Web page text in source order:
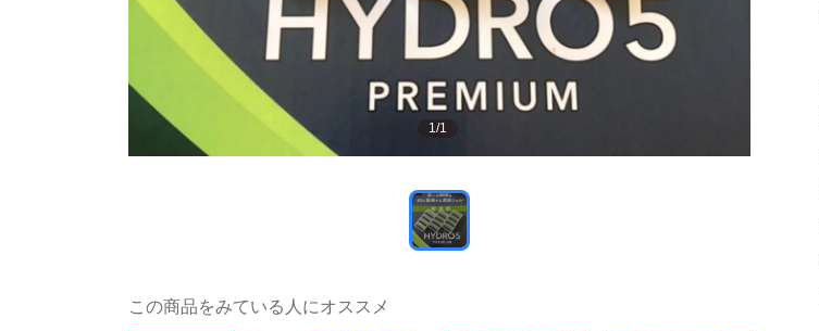
1/1
この商品をみている人にオススメ